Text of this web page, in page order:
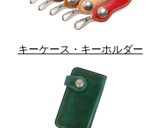
キーケース・キーホルダー